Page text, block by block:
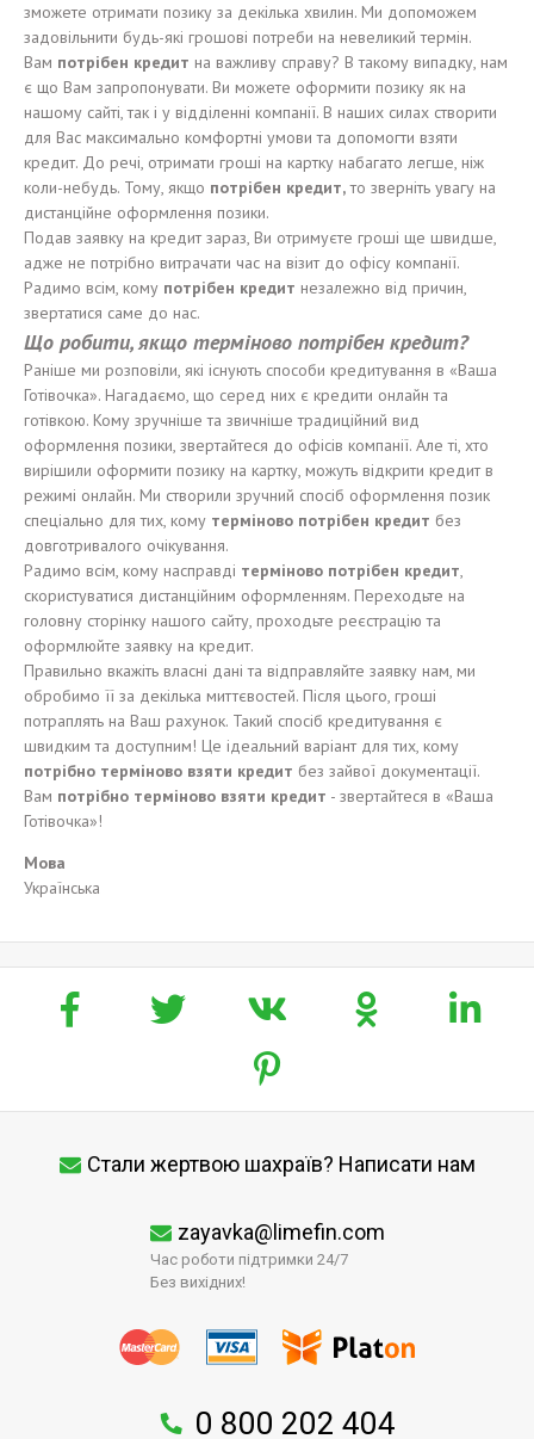
зможете отримати позику за декілька хвилин. Ми допоможем
задовільнити будь-які грошові потреби на невеликий термін.
Вам потрібен кредит на важливу справу? В такому випадку, нам
є що Вам запропонувати. Ви можете оформити позику як на
нашому сайті, так і у відділенні компанії. В наших силах створити
для Вас максимально комфортні умови та допомогти взяти
кредит. До речі, отримати гроші на картку набагато легше, ніж
коли-небудь. Тому, якщо потрібен кредит,то зверніть увагу на
дистанційне оформлення позики.
Подав заявку на кредит зараз, Ви отримуєте гроші ще швидше,
адже не потрібно витрачати час на візит до офісу компанії.
Радимо всім, кому потрібен кредит незалежно від причин,
звертатися саме до нас.
Що робити, якщо терміново потрібен кредит?
Раніше ми розповіли, які існують способи кредитування в «Ваша
Готівочка». Нагадаємо, що серед них є кредити онлайн та
готівкою. Кому зручніше та звичніше традиційний вид
оформлення позики, звертайтеся до офісів компанії. Але ті, хто
вирішили оформити позику на картку, можуть відкрити кредит в
режимі онлайн. Ми створили зручний спосіб оформлення позик
спеціально для тих, кому терміново потрібен кредит без
довготривалого очікування.
Радимо всім, кому насправді терміново потрібен кредит,
скористуватися дистанційним оформленням. Переходьте на
головну сторінку нашого сайту, проходьте реєстрацію та
оформлюйте заявку на кредит.
Правильно вкажіть власні дані та відправляйте заявку нам, ми
обробимо її за декілька миттєвостей. Після цього, гроші
потраплять на Ваш рахунок. Такий спосіб кредитування є
швидким та доступним! Це ідеальний варіант для тих, кому
потрібно терміново взяти кредит без зайвої документації.
Вам потрібно терміново взяти кредит - звертайтеся в «Ваша
Готівочка»!
Мова
Українська
Стали жертвою шахраїв? Написати нам
zayavka@limefin.com
Час роботи підтримки 24/7
Без вихідних!
0 800 202 404